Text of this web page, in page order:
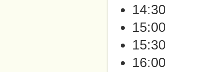
14:30
15:00
15:30
16:00